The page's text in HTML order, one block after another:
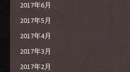
2017年6月
2017年5月
2017年4月
2017年3月
2017年2月